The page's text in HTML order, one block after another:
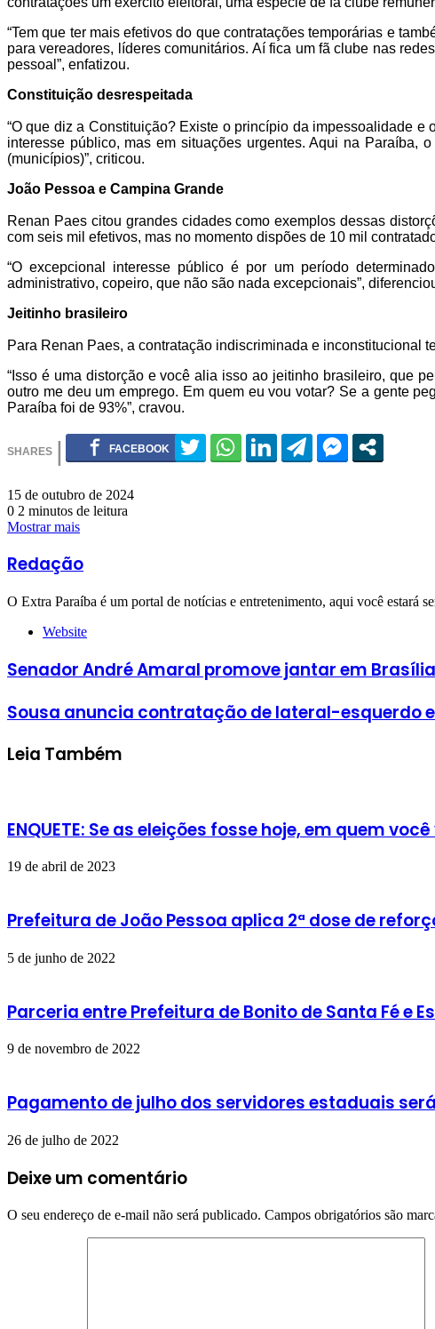
“Tem que ter mais efetivos do que contratações temporárias e
para vereadores, líderes comunitários. Aí fica um fã clube nas
pessoal”, enfatizou.
Constituição desrespeitada
“O que diz a Constituição? Existe o princípio da impessoalidade
interesse público, mas em situações urgentes. Aqui na Paraíba,
(municípios)”, criticou.
João Pessoa e Campina Grande
Renan Paes citou grandes cidades como exemplos dessas
com seis mil efetivos, mas no momento dispões de 10 mil
“O excepcional interesse público é por um período
administrativo, copeiro, que não são nada excepcionais”,
Jeitinho brasileiro
Para Renan Paes, a contratação indiscriminada e inconstitucional
“Isso é uma distorção e você alia isso ao jeitinho brasileiro, que
outro me deu um emprego. Em quem eu vou votar? Se a gente
Paraíba foi de 93%”, cravou.
15 de outubro de 2024
0 2 minutos de leitura
Mostrar mais
Redação
O Extra Paraíba é um portal de notícias e entretenimento, aqui você estará
Website
Senador André Amaral promove jantar em
Sousa anuncia contratação de lateral-esquerdo
Leia Também
ENQUETE: Se as eleições fosse hoje, em quem
19 de abril de 2023
Prefeitura de João Pessoa aplica 2ª dose de
5 de junho de 2022
Parceria entre Prefeitura de Bonito de Santa Fé
9 de novembro de 2022
Pagamento de julho dos servidores estaduais
26 de julho de 2022
Deixe um comentário
O seu endereço de e-mail não será publicado. Campos obrigatórios são